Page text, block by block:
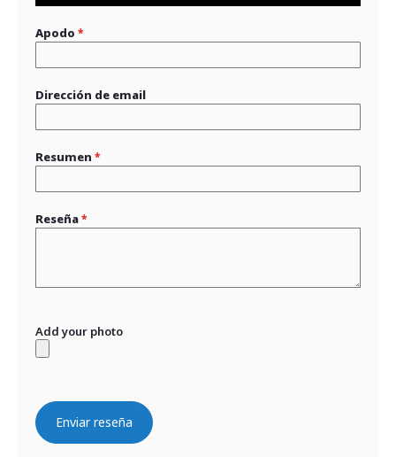
Apodo
Dirección de email
Resumen
Reseña
Add your photo
Enviar reseña